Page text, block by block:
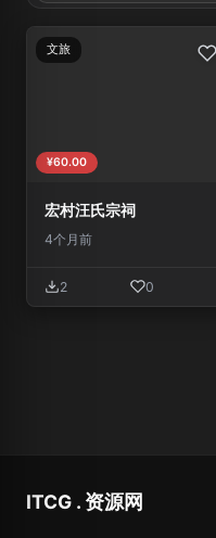
文旅
¥60.00
宏村汪氏宗祠
4个月前
2 0
ITCG . 资源网